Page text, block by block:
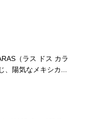
（ラス ドス カラ
、陽気なメキシカ...